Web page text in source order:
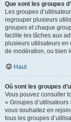
Que sont les groupes
Les groupes
regrouper plusieurs
groupes et chaque
facilite les tâches aux
plusieurs utilisateurs en
de modération, ou bien
Haut
Où sont les groupes
Vous pouvez consulter
« Groupes
vous souhaitez en
tous les groupes